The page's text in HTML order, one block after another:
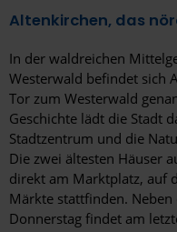
Altenkirchen, das
In der waldreichen
Westerwald befindet sich
Tor zum Westerwald
Geschichte lädt die Stadt
Stadtzentrum und die
Die zwei ältesten Häuser
direkt am Marktplatz, auf
Märkte stattfinden.
Donnerstag findet am